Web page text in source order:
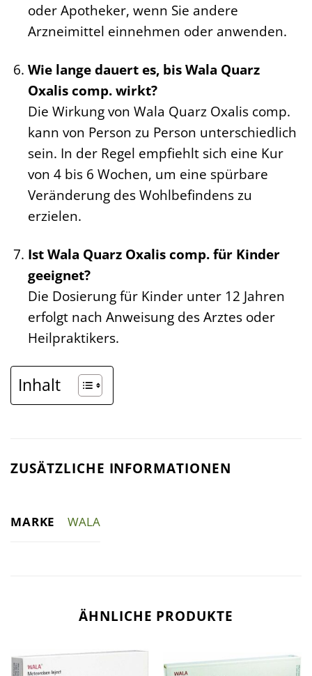
oder Apotheker, wenn Sie andere
Arzneimittel einnehmen oder anwenden.
Wie lange dauert es, bis Wala Quarz
Oxalis comp. wirkt?
Die Wirkung von Wala Quarz Oxalis comp.
kann von Person zu Person unterschiedlich
sein. In der Regel empfiehlt sich eine Kur
von 4 bis 6 Wochen, um eine spürbare
Veränderung des Wohlbefindens zu
erzielen.
Ist Wala Quarz Oxalis comp. für Kinder
geeignet?
Die Dosierung für Kinder unter 12 Jahren
erfolgt nach Anweisung des Arztes oder
Heilpraktikers.
Inhalt
ZUSÄTZLICHE INFORMATIONEN
MARKE WALA
ÄHNLICHE PRODUKTE